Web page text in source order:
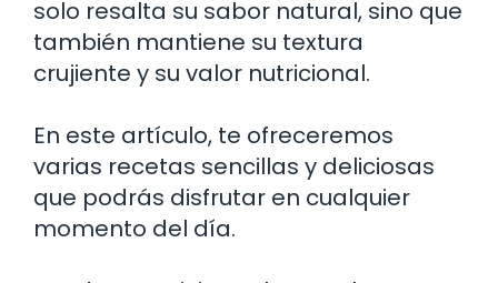
solo resalta su sabor natural, sino que
también mantiene su textura
crujiente y su valor nutricional.
En este artículo, te ofreceremos
varias recetas sencillas y deliciosas
que podrás disfrutar en cualquier
momento del día.